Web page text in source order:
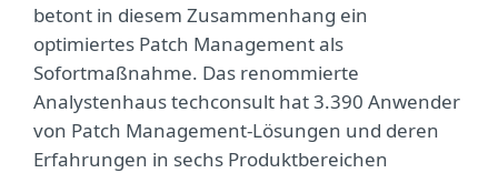
betont in diesem Zusammenhang ein
optimiertes Patch Management als
Sofortmaßnahme. Das renommierte
Analystenhaus techconsult hat 3.390 Anwender
von Patch Management-Lösungen und deren
Erfahrungen in sechs Produktbereichen